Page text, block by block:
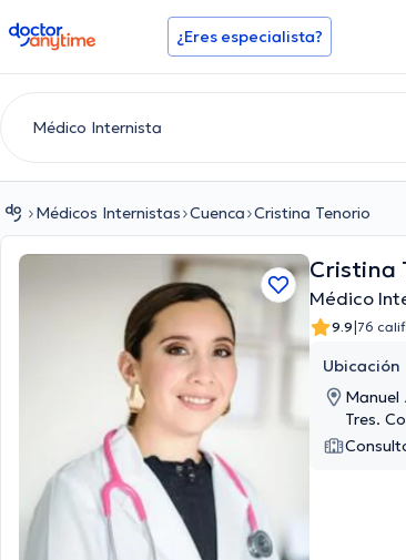
doctoranytime ¿Eres especialista?
Médicos Internistas Cuenca Cristina Tenorio
Cristina
Médico
9.9|76
Ubicación
Manuel
Tres.